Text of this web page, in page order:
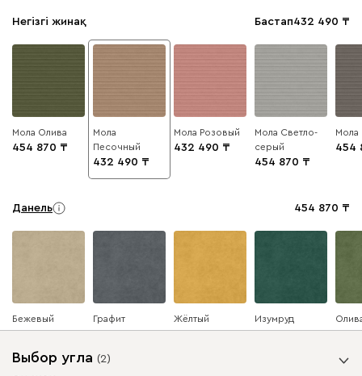
Негізгі жинақ Бастап432 490
Мола Олива
454 870
Мола
Песочный
432 490
Мола Розовый
432 490
Мола Светло-
серый
454 870
Мола
454
Данель 454 870
Бежевый Графит Жёлтый Изумруд
Выбор угла (2)